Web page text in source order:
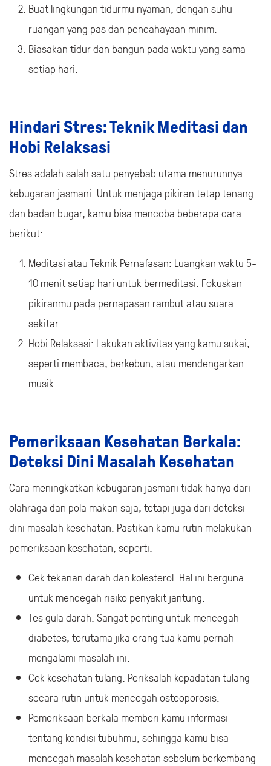
Buat lingkungan tidurmu nyaman, dengan suhu
ruangan yang pas dan pencahayaan minim.
Biasakan tidur dan bangun pada waktu yang sama
setiap hari.
Hindari Stres: Teknik Meditasi dan
Hobi Relaksasi
Stres adalah salah satu penyebab utama menurunnya
kebugaran jasmani. Untuk menjaga pikiran tetap tenang
dan badan bugar, kamu bisa mencoba beberapa cara
berikut:
Meditasi atau Teknik Pernafasan: Luangkan waktu 5-
10 menit setiap hari untuk bermeditasi. Fokuskan
pikiranmu pada pernapasan rambut atau suara
sekitar.
Hobi Relaksasi: Lakukan aktivitas yang kamu sukai,
seperti membaca, berkebun, atau mendengarkan
musik.
Pemeriksaan Kesehatan Berkala:
Deteksi Dini Masalah Kesehatan
Cara meningkatkan kebugaran jasmani tidak hanya dari
olahraga dan pola makan saja, tetapi juga dari deteksi
dini masalah kesehatan. Pastikan kamu rutin melakukan
pemeriksaan kesehatan, seperti:
Cek tekanan darah dan kolesterol: Hal ini berguna
untuk mencegah risiko penyakit jantung.
Tes gula darah: Sangat penting untuk mencegah
diabetes, terutama jika orang tua kamu pernah
mengalami masalah ini.
Cek kesehatan tulang: Periksalah kepadatan tulang
secara rutin untuk mencegah osteoporosis.
Pemeriksaan berkala memberi kamu informasi
tentang kondisi tubuhmu, sehingga kamu bisa
mencegah masalah kesehatan sebelum berkembang